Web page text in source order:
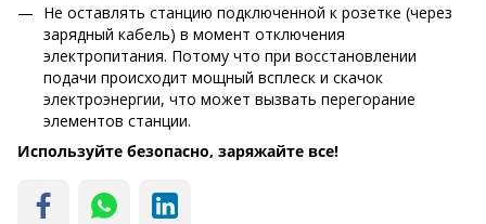
Не оставлять станцию подключенной к розетке (через
зарядный кабель) в момент отключения
электропитания. Потому что при восстановлении
подачи происходит мощный всплеск и скачок
электроэнергии, что может вызвать перегорание
элементов станции.
Используйте безопасно, заряжайте все!